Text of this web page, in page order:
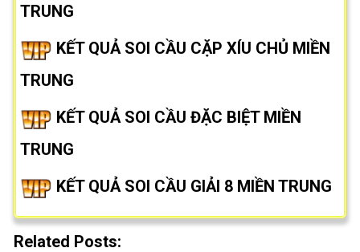
TRUNG
KẾT QUẢ SOI CẦU CẶP XÍU CHỦ MIỀN
TRUNG
KẾT QUẢ SOI CẦU ĐẶC BIỆT MIỀN
TRUNG
KẾT QUẢ SOI CẦU GIẢI 8 MIỀN TRUNG
Related Posts: